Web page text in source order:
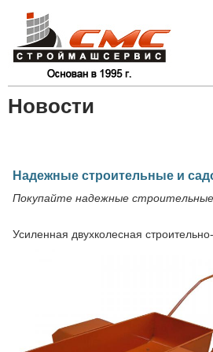
Новости
Надежные строительные и
Покупайте надежные
Усиленная двухколесная